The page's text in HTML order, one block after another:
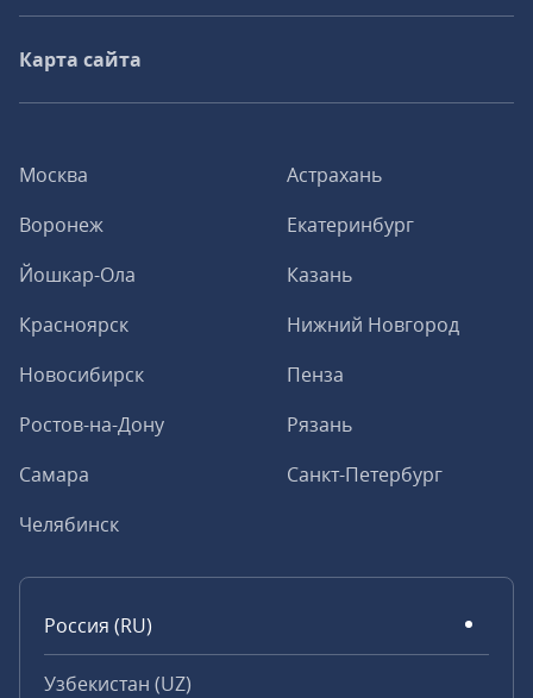
Москва
Астрахань
Воронеж
Екатеринбург
Йошкар-Ола
Казань
Красноярск
Нижний Новгород
Новосибирск
Пенза
Ростов-на-Дону
Рязань
Самара
Санкт-Петербург
Челябинск
Россия (RU)
Узбекистан (UZ)
Карта сайта